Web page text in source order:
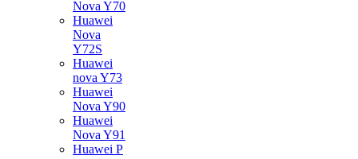
Nova Y70
Huawei
Nova
Y72S
Huawei
nova Y73
Huawei
Nova Y90
Huawei
Nova Y91
Huawei P